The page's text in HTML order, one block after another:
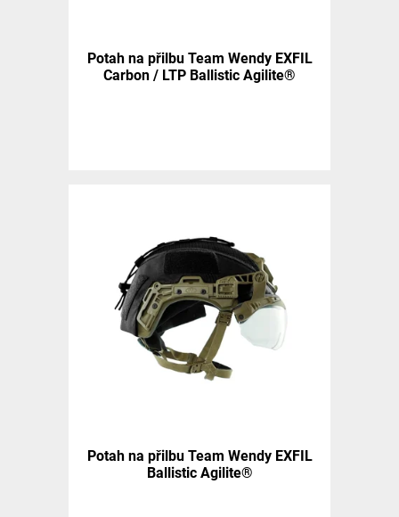
Potah na přilbu Team Wendy EXFIL
Carbon / LTP Ballistic Agilite®
Potah na přilbu Team Wendy EXFIL
Ballistic Agilite®